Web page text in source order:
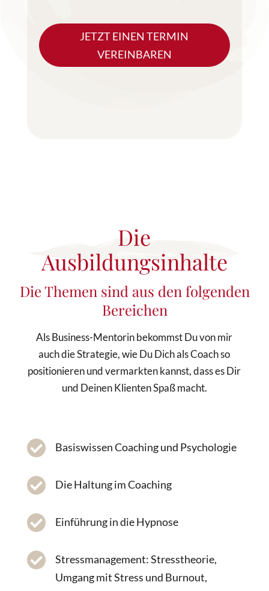
JETZT EINEN TERMIN
VEREINBAREN
Die
Ausbildungsinhalte
Die Themen sind aus den folgenden
Bereichen
Als Business-Mentorin bekommst Du von mir
auch die Strategie, wie Du Dich als Coach so
positionieren und vermarkten kannst, dass es Dir
und Deinen Klienten Spaß macht.
 Basiswissen Coaching und Psychologie
 Die Haltung im Coaching
 Einführung in die Hypnose

Stressmanagement: Stresstheorie,
Umgang mit Stress und Burnout,